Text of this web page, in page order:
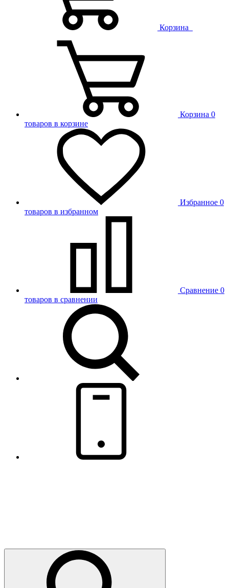
Корзина
Корзина 0
товаров в корзине
Избранное 0
товаров в избранном
Сравнение 0
товаров в сравнении